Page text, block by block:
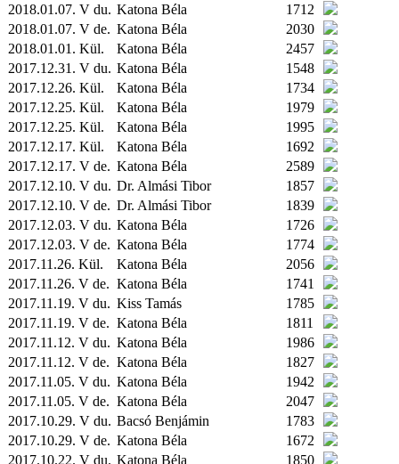
2018.01.07. V du. Katona Béla
1712
2018.01.07. V de. Katona Béla
2030
2018.01.01. Kül. Katona Béla
2457
2017.12.31. V du. Katona Béla
1548
2017.12.26. Kül. Katona Béla
1734
2017.12.25. Kül. Katona Béla
1979
2017.12.25. Kül. Katona Béla
1995
2017.12.17. Kül. Katona Béla
1692
2017.12.17. V de. Katona Béla
2589
2017.12.10. V du. Dr. Almási Tibor
1857
2017.12.10. V de. Dr. Almási Tibor
1839
2017.12.03. V du. Katona Béla
1726
2017.12.03. V de. Katona Béla
1774
2017.11.26. Kül. Katona Béla
2056
2017.11.26. V de. Katona Béla
1741
2017.11.19. V du. Kiss Tamás
1785
2017.11.19. V de. Katona Béla
1811
2017.11.12. V du. Katona Béla
1986
2017.11.12. V de. Katona Béla
1827
2017.11.05. V du. Katona Béla
1942
2017.11.05. V de. Katona Béla
2047
2017.10.29. V du. Bacsó Benjámin
1783
2017.10.29. V de. Katona Béla
1672
2017.10.22. V du. Katona Béla
1850